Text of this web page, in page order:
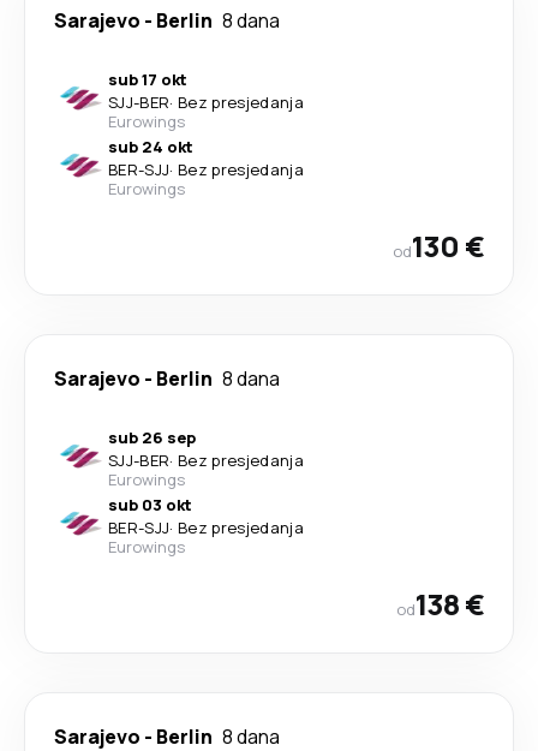
Sarajevo - Berlin 8 dana
sub 17 okt
SJJ-BER· Bez presjedanja
Eurowings
sub 24 okt
BER-SJJ· Bez presjedanja
Eurowings
od130 €
Sarajevo - Berlin 8 dana
sub 26 sep
SJJ-BER· Bez presjedanja
Eurowings
sub 03 okt
BER-SJJ· Bez presjedanja
Eurowings
od138 €
Sarajevo - Berlin 8 dana